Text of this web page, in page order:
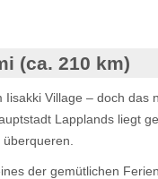
(ca. 210 km)
Village – doch
Lapplands liegt
der gemütlichen